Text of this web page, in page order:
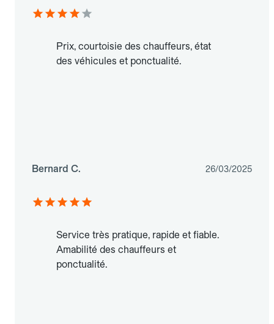
Prix, courtoisie des chauffeurs, état
des véhicules et ponctualité.
Bernard C. 26/03/2025
Service très pratique, rapide et fiable.
Amabilité des chauffeurs et
ponctualité.